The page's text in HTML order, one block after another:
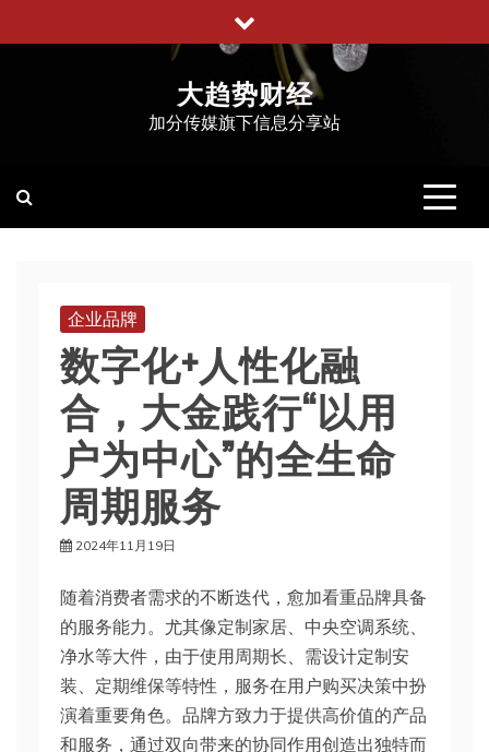
至
大趋势财经
加分传媒旗下信息分享站
企业品牌
数字化+人性化融
合，大金践行“以用
户为中心”的全生命
周期服务
2024年11月19日
随着消费者需求的不断迭代，愈加看重品牌具备
的服务能力。尤其像定制家居、中央空调系统、
净水等大件，由于使用周期长、需设计定制安
装、定期维保等特性，服务在用户购买决策中扮
演着重要角色。品牌方致力于提供高价值的产品
和服务，通过双向带来的协同作用创造出独特而